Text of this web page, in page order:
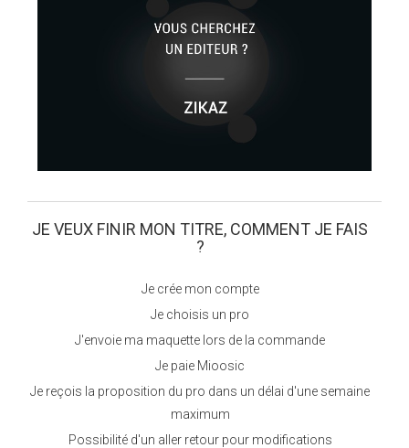
JE VEUX FINIR MON TITRE, COMMENT JE FAIS
?
Je crée mon compte
Je choisis un pro
J'envoie ma maquette lors de la commande
Je paie Mioosic
Je reçois la proposition du pro dans un délai d'une semaine
maximum
Possibilité d'un aller retour pour modifications